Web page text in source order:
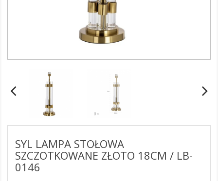
SYL LAMPA STOŁOWA
SZCZOTKOWANE ZŁOTO 18CM / LB-
0146